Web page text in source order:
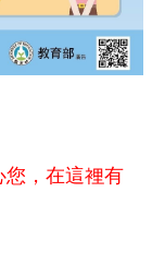
您，在這裡有